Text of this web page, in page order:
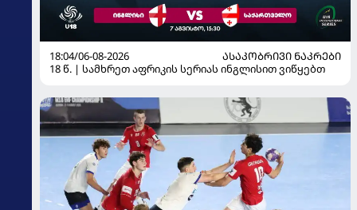
18:04/06-08-2026
ᲐᲡᲐᲙᲝᲑᲠᲘᲕᲘ ᲜᲐᲙᲠᲔᲑᲘ
18 წ. | სამხრეთ აფრიკის სერიას ინგლისით ვიწყებთ